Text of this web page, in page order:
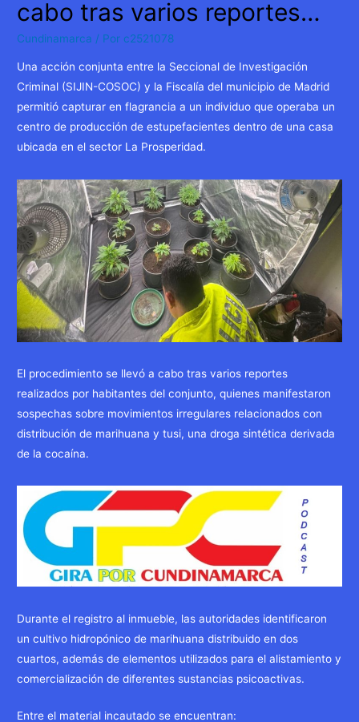
cabo tras varios reportes…
Cundinamarca / Por c2521078
Una acción conjunta entre la Seccional de Investigación
Criminal (SIJIN-COSOC) y la Fiscalía del municipio de Madrid
permitió capturar en flagrancia a un individuo que operaba un
centro de producción de estupefacientes dentro de una casa
ubicada en el sector La Prosperidad.
El procedimiento se llevó a cabo tras varios reportes
realizados por habitantes del conjunto, quienes manifestaron
sospechas sobre movimientos irregulares relacionados con
distribución de marihuana y tusi, una droga sintética derivada
de la cocaína.
Durante el registro al inmueble, las autoridades identificaron
un cultivo hidropónico de marihuana distribuido en dos
cuartos, además de elementos utilizados para el alistamiento y
comercialización de diferentes sustancias psicoactivas.
Entre el material incautado se encuentran: